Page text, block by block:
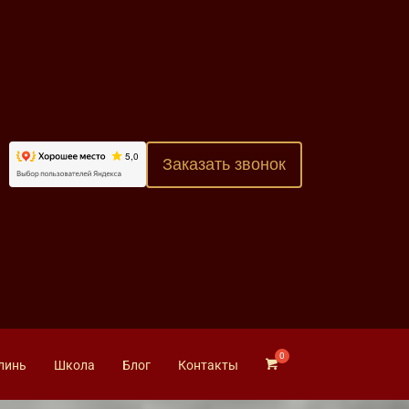
Заказать звонок
Школа Блог Контакты